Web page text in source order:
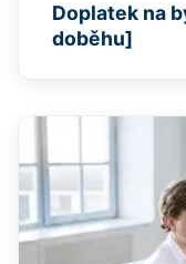
Doplatek na
doběhu]